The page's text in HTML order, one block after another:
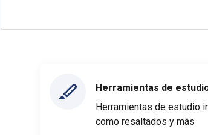
Herramientas de
Herramientas de estudio
como resaltados y más